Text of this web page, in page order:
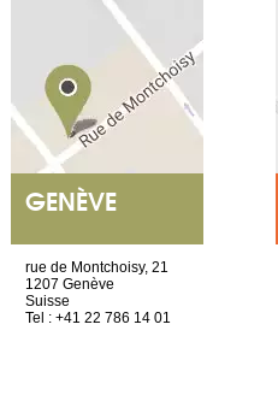
GENÈVE
rue de Montchoisy, 21
1207 Genève
Suisse
Tel : +41 22 786 14 01